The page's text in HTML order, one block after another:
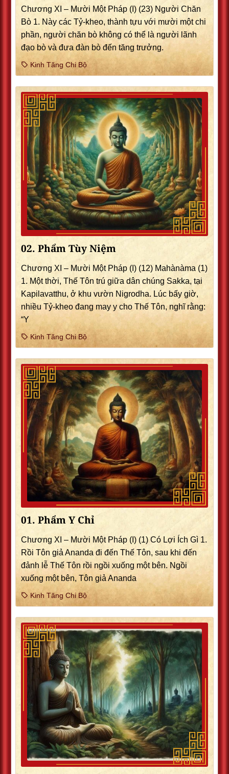
Chương XI – Mười Một Pháp (I) (23) Người Chăn
Bò 1. Này các Tỷ-kheo, thành tựu với mười một chi
phần, người chăn bò không có thể là người lãnh
đạo bò và đưa đàn bò đến tăng trưởng.
Kinh Tăng Chi Bộ
02. Phẩm Tùy Niệm
Chương XI – Mười Một Pháp (I) (12) Mahànàma (1)
1. Một thời, Thế Tôn trú giữa dân chúng Sakka, tại
Kapilavatthu, ở khu vườn Nigrodha. Lúc bấy giờ,
nhiều Tỷ-kheo đang may y cho Thế Tôn, nghĩ rằng:
“Y
Kinh Tăng Chi Bộ
01. Phẩm Y Chỉ
Chương XI – Mười Một Pháp (I) (1) Có Lợi Ích Gì 1.
Rồi Tôn giả Ananda đi đến Thế Tôn, sau khi đến
đảnh lễ Thế Tôn rồi ngồi xuống một bên. Ngồi
xuống một bên, Tôn giả Ananda
Kinh Tăng Chi Bộ